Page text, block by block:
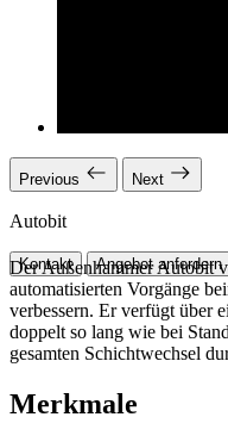
Previous Next
Autobit
Kontakt Angebot anfordern
Der Außenhammer Autobit
automatisierten Vorgänge
verbessern. Er verfügt über
doppelt so lang wie bei
gesamten Schichtwechsel
Merkmale